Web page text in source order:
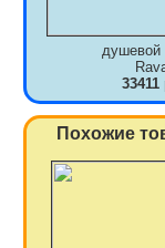
душевой
33411
Похожие